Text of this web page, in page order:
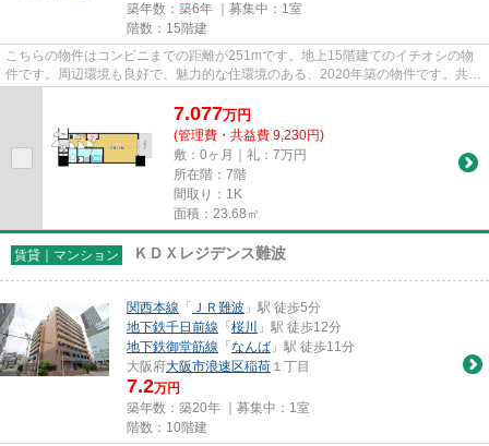
築年数：築6年 ｜募集中： 1室
階数：15階建
こちらの物件はコンビニまでの距離が251mです。地上15階建てのイチオシの物
件です。周辺環境も良好で、魅力的な住環境のある、2020年築の物件です。共用
7.077万円
(管理費・共益費 9,230円)
敷：0ヶ月｜礼：7万円
所在階：7階
間取り：1K
面積：23.68㎡
賃貸｜マンション ＫＤＸレジデンス難波
関西本線 「 ＪＲ難波 」駅 徒歩5分
地下鉄千日前線 「 桜川
」駅 徒歩12分
地下鉄御堂筋線 「 なんば 」駅 徒歩11分
大阪府大阪市浪速区稲荷 １丁目
7.2万円
築年数：築20年 ｜募集中： 1室
階数：10階建